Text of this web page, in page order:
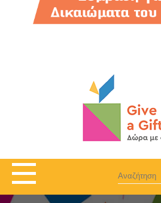
Αναζήτηση